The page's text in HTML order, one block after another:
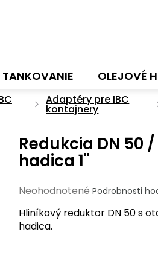
TANKOVANIE OLEJOVÉ
Adaptéry pre IBC
kontajnery
Hliníkový reduktor DN 50 s
hadica.
Redukcia DN 50
hadica 1"
Priemerné
produktu
je
Neohodnotené Podrobnosti